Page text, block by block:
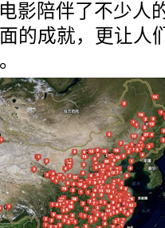
影陪伴了不少人
的成就，更让人